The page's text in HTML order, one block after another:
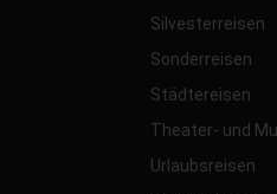
Silvesterreisen
Sonderreisen
Städtereisen
Theater- und
Urlaubsreisen